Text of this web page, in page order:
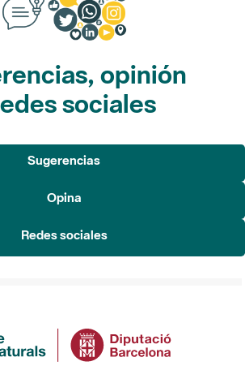
opinión
sociales
Sugerencias
Opina
Redes sociales